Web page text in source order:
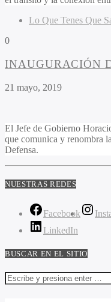
Lo Que Tenes Que
0
INAUGURACIÓN
21 mayo, 2019
El Jefe de Gobierno
que comunica y renombra
Defensa.
NUESTRAS REDES
Facebook
LinkedIn
BUSCAR EN EL SITIO